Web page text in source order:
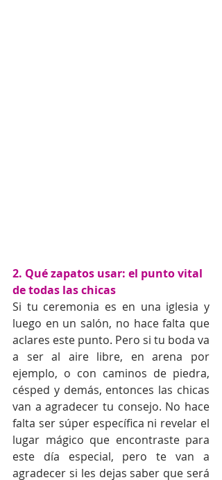
2. Qué zapatos usar: el punto vital
de todas las chicas
Si tu ceremonia es en una iglesia y
luego en un salón, no hace falta que
aclares este punto. Pero si tu boda va
a ser al aire libre, en arena por
ejemplo, o con caminos de piedra,
césped y demás, entonces las chicas
van a agradecer tu consejo. No hace
falta ser súper específica ni revelar el
lugar mágico que encontraste para
este día especial, pero te van a
agradecer si les dejas saber que será